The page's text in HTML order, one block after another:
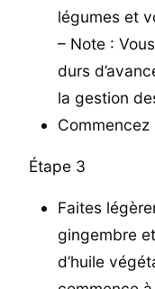
légumes et
– Note :
durs
la gestion
Commencez
Étape 3
Faites
gingembre
d’huile